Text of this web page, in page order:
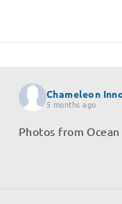
Chameleon
5 months ago
Photos from